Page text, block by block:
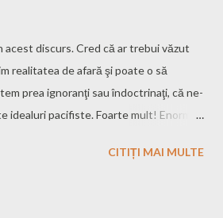
acest discurs. Cred că ar trebui văzut
realitatea de afară şi poate o să
prea ignoranţi sau îndoctrinaţi, că ne-
idealuri pacifiste. Foarte mult! Enorm
CITIȚI MAI MULTE